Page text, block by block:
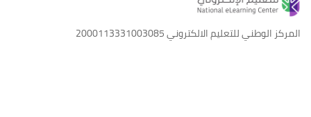
المركز الوطني للتعليم الالكتروني2000113331003085